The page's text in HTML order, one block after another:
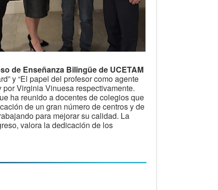
de Enseñanza Bilingüe de UCETAM
y “El papel del profesor como agente
Virginia Vinuesa respectivamente.
ha reunido a docentes de colegios que
de un gran número de centros y de
para mejorar su calidad. La
valora la dedicación de los